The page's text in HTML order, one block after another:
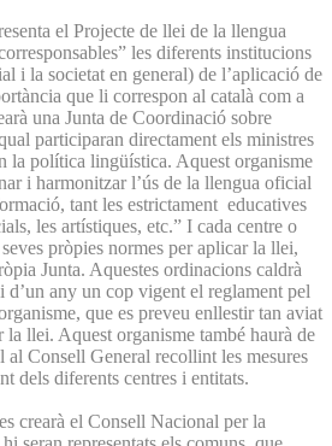
el Projecte de llei de la llengua
les diferents institucions
i la societat en general) de l’aplicació de
que li correspon al català com a
una Junta de Coordinació sobre
participaran directament els ministres
la política lingüística. Aquest organisme
i harmonitzar l’ús de la llengua oficial
tant les estrictament educatives
les artístiques, etc.” I cada centre o
pròpies normes per aplicar la llei,
Junta. Aquestes ordinacions caldrà
d’un any un cop vigent el reglament pel
que es preveu enllestir tan aviat
llei. Aquest organisme també haurà de
al Consell General recollint les mesures
dels diferents centres i entitats.
crearà el Consell Nacional per la